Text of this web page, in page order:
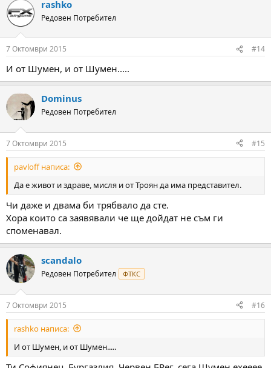
rashko
Редовен Потребител
7 Октомври 2015 #14
И от Шумен, и от Шумен.....
Dominus
Редовен Потребител
7 Октомври 2015 #15
pavloff написа:
Да е живот и здраве, мисля и от Троян да има представител.
Чи даже и двама би трябвало да сте.
Хора които са заявявали че ще дойдат не съм ги
споменавал.
scandalo
Редовен Потребител ФТКС
7 Октомври 2015 #16
rashko написа:
И от Шумен, и от Шумен.....